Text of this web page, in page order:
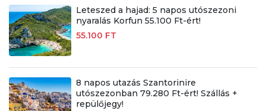
Leteszed a hajad: 5 napos utószezoni
nyaralás Korfun 55.100 Ft-ért!
55.100 FT
8 napos utazás Szantorinire
utószezonban 79.280 Ft-ért! Szállás +
repülőjegy!